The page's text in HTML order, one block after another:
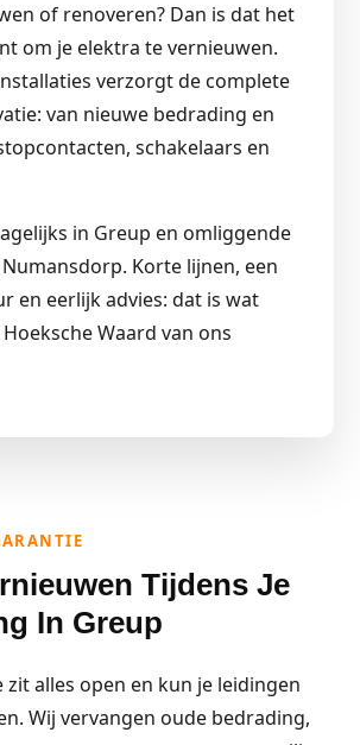
of renoveren? Dan is dat het
om je elektra te vernieuwen.
verzorgt de complete
van nieuwe bedrading en
schakelaars en
in Greup en omliggende
Korte lijnen, een
en eerlijk advies: dat is wat
Waard van ons
Tijdens Je
In Greup
zit alles open en kun je leidingen
Wij vervangen oude bedrading,